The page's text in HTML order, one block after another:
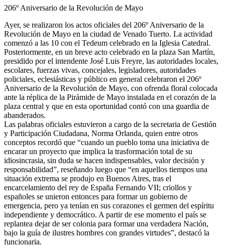
206º Aniversario de la Revolución de Mayo
Ayer, se realizaron los actos oficiales del 206º Aniversario de la
Revolución de Mayo en la ciudad de Venado Tuerto. La actividad
comenzó a las 10 con el Tedeum celebrado en la Iglesia Catedral.
Posteriormente, en un breve acto celebrado en la plaza San Martín,
presidido por el intendente José Luis Freyre, las autoridades locales,
escolares, fuerzas vivas, concejales, legisladores, autoridades
policiales, eclesiásticas y público en general celebraron el 206º
Aniversario de la Revolución de Mayo, con ofrenda floral colocada
ante la réplica de la Pirámide de Mayo instalada en el corazón de la
plaza central y que en esta oportunidad contó con una guardia de
abanderados.
Las palabras oficiales estuvieron a cargo de la secretaria de Gestión
y Participación Ciudadana, Norma Orlanda, quien entre otros
conceptos recordó que “cuando un pueblo toma una iniciativa de
encarar un proyecto que implica la trasformación total de su
idiosincrasia, sin duda se hacen indispensables, valor decisión y
responsabilidad”, reseñando luego que “en aquellos tiempos una
situación extrema se produjo en Buenos Aires, tras el
encarcelamiento del rey de España Fernando VII; criollos y
españoles se unieron entonces para formar un gobierno de
emergencia, pero ya tenían en sus corazones el germen del espíritu
independiente y democrático. A partir de ese momento el país se
replantea dejar de ser colonia para formar una verdadera Nación,
bajo la guía de ilustres hombres con grandes virtudes”, destacó la
funcionaria.